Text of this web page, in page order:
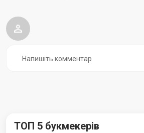
ТОП 5 букмекерів